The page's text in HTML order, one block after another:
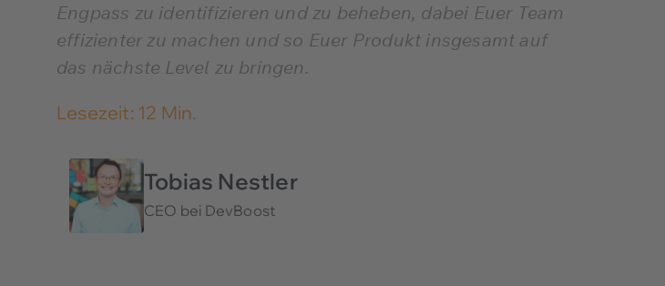
Engpass zu identifizieren und zu beheben, dabei Euer Team
effizienter zu machen und so Euer Produkt insgesamt auf
das nächste Level zu bringen.
Lesezeit: 12 Min.
Tobias Nestler
CEO bei DevBoost